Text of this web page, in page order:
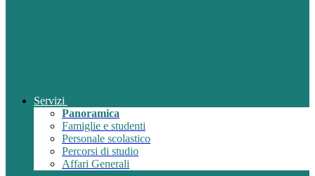
Servizi
Panoramica
Famiglie e studenti
Personale scolastico
Percorsi di studio
Affari Generali